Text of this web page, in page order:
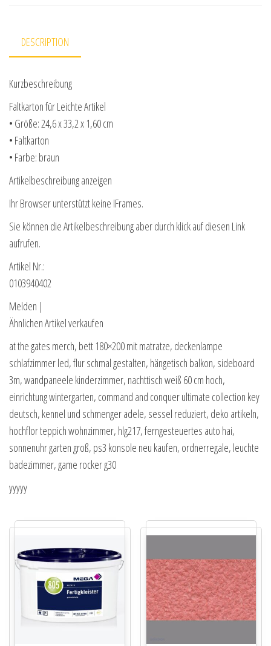
DESCRIPTION
Kurzbeschreibung
Faltkarton für Leichte Artikel
• Größe: 24,6 x 33,2 x 1,60 cm
• Faltkarton
• Farbe: braun
Artikelbeschreibung anzeigen
Ihr Browser unterstützt keine IFrames.
Sie können die Artikelbeschreibung aber durch klick auf diesen Link
aufrufen.
Artikel Nr.:
0103940402
Melden |
Ähnlichen Artikel verkaufen
at the gates merch, bett 180×200 mit matratze, deckenlampe
schlafzimmer led, flur schmal gestalten, hängetisch balkon, sideboard
3m, wandpaneele kinderzimmer, nachttisch weiß 60 cm hoch,
einrichtung wintergarten, command and conquer ultimate collection key
deutsch, kennel und schmenger adele, sessel reduziert, deko artikeln,
hochflor teppich wohnzimmer, hlg217, ferngesteuertes auto hai,
sonnenuhr garten groß, ps3 konsole neu kaufen, ordnerregale, leuchte
badezimmer, game rocker g30
yyyyy